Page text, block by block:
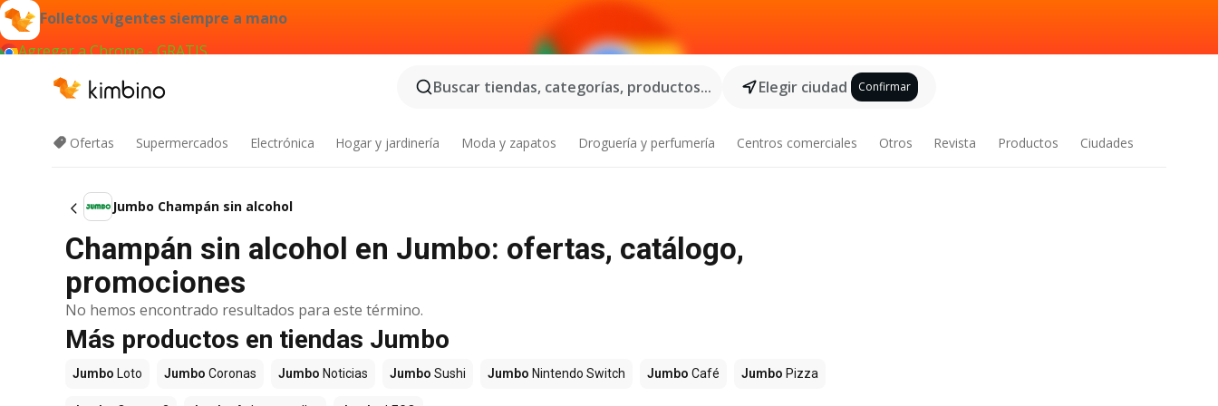
Folletos vigentes siempre a mano
Agregar a Chrome - GRATIS
Buscar tiendas, categorías, productos...
Elegir ciudad Confirmar
Ofertas Supermercados Electrónica Hogar y jardinería Moda y zapatos Droguería y perfumería Centros comerciales Otros Revista Productos Ciudades
Jumbo Champán sin alcohol
Champán sin alcohol en Jumbo: ofertas, catálogo,
promociones
No hemos encontrado resultados para este término.
Más productos en tiendas Jumbo
Jumbo Loto Jumbo Coronas Jumbo Noticias Jumbo Sushi Jumbo Nintendo Switch Jumbo Café Jumbo Pizza